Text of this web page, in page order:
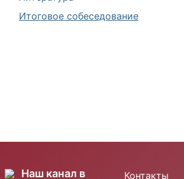
Итоговое собеседование
Наш канал в Контакты